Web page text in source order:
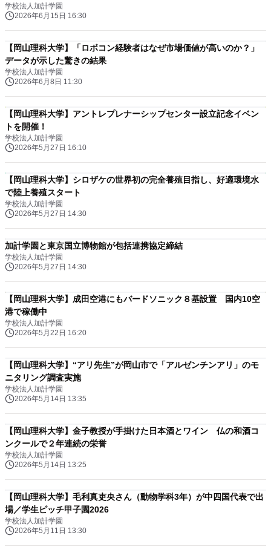
学校法人加計学園
2026年6月15日 16:30
【岡山理科大学】「ロボコン経験者はなぜ市場価値が高いのか？」
データが示した驚きの結果
学校法人加計学園
2026年6月8日 11:30
【岡山理科大学】アントレプレナーシップセンター設立記念イベン
トを開催！
学校法人加計学園
2026年5月27日 16:10
【岡山理科大学】シロザケの世界初の完全養殖目指し、好適環境水
で陸上養殖スタート
学校法人加計学園
2026年5月27日 14:30
加計学園と東京国立博物館が包括連携協定締結
学校法人加計学園
2026年5月27日 14:30
【岡山理科大学】成田空港にもバードソニック８基設置 国内10空
港で稼働中
学校法人加計学園
2026年5月22日 16:20
【岡山理科大学】“アリ先生”が岡山市で「アルゼンチンアリ」のモ
ニタリング調査実施
学校法人加計学園
2026年5月14日 13:35
【岡山理科大学】金子教授が手掛けた日本酒とワイン 仏の和酒コ
ンクールで２年連続の栄誉
学校法人加計学園
2026年5月14日 13:25
【岡山理科大学】毛利真吏央さん（動物学科3年）が中四国代表で出
場／学生ピッチ甲子園2026
学校法人加計学園
2026年5月11日 13:30